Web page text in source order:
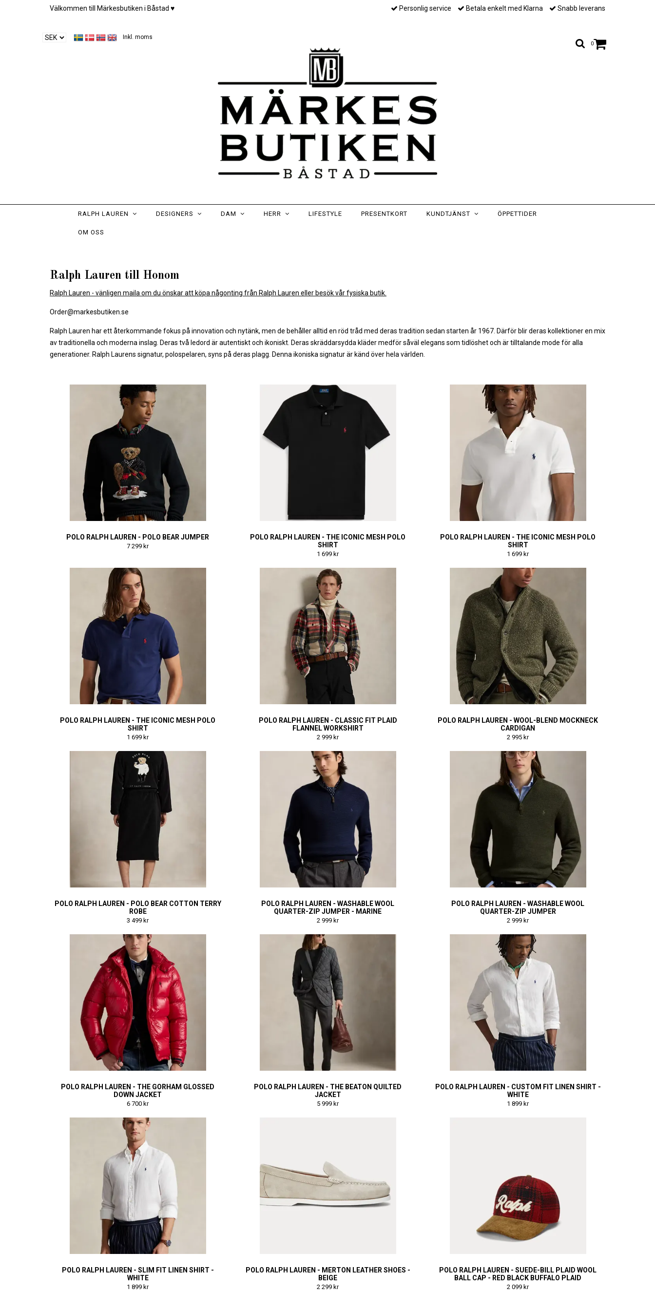
Välkommen till Märkesbutiken i Båstad ♥︎ Personlig service Betala enkelt med Klarna Snabb leverans
0
Inkl. moms
RALPH LAUREN DESIGNERS DAM HERR LIFESTYLE PRESENTKORT KUNDTJÄNST ÖPPETTIDER
OM OSS
Ralph Lauren till Honom
Ralph Lauren - vänligen maila om du önskar att köpa någonting från Ralph Lauren eller besök vår fysiska butik.
Order@markesbutiken.se
Ralph Lauren har ett återkommande fokus på innovation och nytänk, men de behåller alltid en röd tråd med deras tradition sedan starten år 1967. Därför blir deras kollektioner en mix
av traditionella och moderna inslag. Deras två ledord är autentiskt och ikoniskt. Deras skräddarsydda kläder medför såväl elegans som tidlöshet och är tilltalande mode för alla
generationer. Ralph Laurens signatur, polospelaren, syns på deras plagg. Denna ikoniska signatur är känd över hela världen.
POLO RALPH LAUREN - POLO BEAR JUMPER
7 299 kr
POLO RALPH LAUREN - THE ICONIC MESH POLO
SHIRT
1 699 kr
POLO RALPH LAUREN - THE ICONIC MESH POLO
SHIRT
1 699 kr
POLO RALPH LAUREN - THE ICONIC MESH POLO
SHIRT
1 699 kr
POLO RALPH LAUREN - CLASSIC FIT PLAID
FLANNEL WORKSHIRT
2 999 kr
POLO RALPH LAUREN - WOOL-BLEND MOCKNECK
CARDIGAN
2 995 kr
POLO RALPH LAUREN - POLO BEAR COTTON TERRY
ROBE
3 499 kr
POLO RALPH LAUREN - WASHABLE WOOL
QUARTER-ZIP JUMPER - MARINE
2 999 kr
POLO RALPH LAUREN - WASHABLE WOOL
QUARTER-ZIP JUMPER
2 999 kr
POLO RALPH LAUREN - THE GORHAM GLOSSED
DOWN JACKET
6 700 kr
POLO RALPH LAUREN - THE BEATON QUILTED
JACKET
5 999 kr
POLO RALPH LAUREN - CUSTOM FIT LINEN SHIRT -
WHITE
1 899 kr
POLO RALPH LAUREN - SLIM FIT LINEN SHIRT -
WHITE
1 899 kr
POLO RALPH LAUREN - MERTON LEATHER SHOES -
BEIGE
2 299 kr
POLO RALPH LAUREN - SUEDE-BILL PLAID WOOL
BALL CAP - RED BLACK BUFFALO PLAID
2 099 kr